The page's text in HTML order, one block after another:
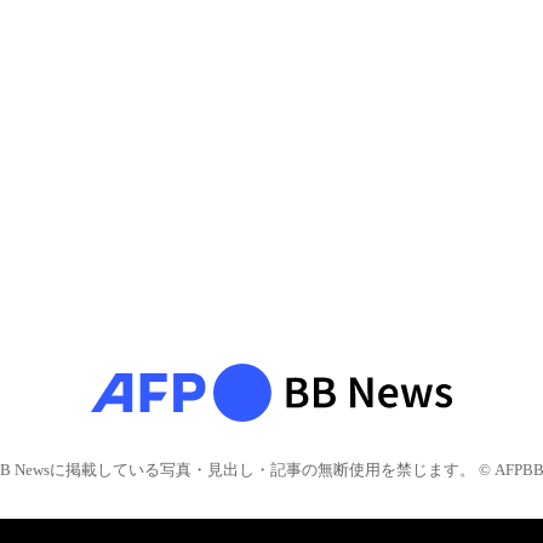
Newsに掲載している写真・見出し・記事の無断使用を禁じます。 © AFPBB